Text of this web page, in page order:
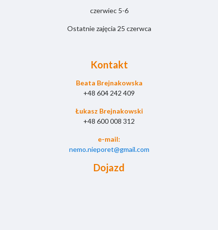
czerwiec 5-6
Ostatnie zajęcia 25 czerwca
Kontakt
Beata Brejnakowska
+48 604 242 409
Łukasz Brejnakowski
+48 600 008 312
e-mail:
nemo.nieporet@gmail.com
Dojazd